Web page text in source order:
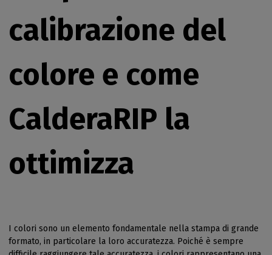
calibrazione del
colore e come
CalderaRIP la
ottimizza
I colori sono un elemento fondamentale nella stampa di grande
formato, in particolare la loro accuratezza. Poiché è sempre